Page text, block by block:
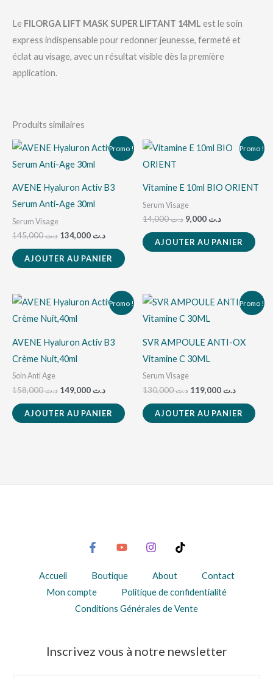
Le FILORGA LIFT MASK SUPER LIFTANT 14ML est le soin
express indispensable pour redonner jeunesse, fermeté et
éclat au visage, avec un résultat visible dès la première
application.
Produits similaires
Promo !
AVENE Hyaluron Activ B3
Serum Anti-Age 30ml
Serum Visage
د.ت145,000
prix
initial
د.ت 145,000.
د.ت
Le
prix
actuel
د.ت 134,000.
AJOUTER AU PANIER
Promo !
Vitamine E 10ml BIO ORIENT
Serum Visage
د.ت14,000
Le
prix
د.ت 14,000.
د.ت
Le
prix
د.ت 9,000.
AJOUTER AU PANIER
Promo !
AVENE Hyaluron Activ B3
Crème Nuit,40ml
Soin Anti Age
د.ت158,000
Le
prix
initial
د.ت 158,000.
د.ت
Le
prix
د.ت 149,000.
AJOUTER AU PANIER
Promo !
SVR AMPOULE ANTI-OX
Vitamine C 30ML
Serum Visage
د.ت130,000
Le
prix
initial
د.ت 130,000.
د.ت
Le
prix
AJOUTER AU PANIER
Accueil Boutique About
Contact
Mon compte
Politique de confidentialité
Conditions Générales de Vente
Inscrivez vous à notre newsletter